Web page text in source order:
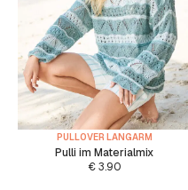
PULLOVER LANGARM
Pulli im Materialmix
€3.90